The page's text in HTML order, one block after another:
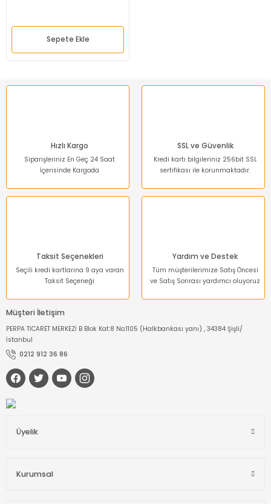
Sepete Ekle
Hızlı Kargo
Siparişleriniz En Geç 24 Saat
İçerisinde Kargoda
SSL ve Güvenlik
Kredi kartı bilgileriniz 256bit SSL
sertifikası ile korunmaktadır.
Taksit Seçenekleri
Seçili kredi kartlarına 9 aya varan
Taksit Seçeneği
Yardım ve Destek
Tüm müşterilerimize Satış Öncesi
ve Satış Sonrası yardımcı oluyoruz
Müşteri İletişim
PERPA TİCARET MERKEZİ B Blok Kat:8 No:1105 (Halkbankası yanı) , 34384 Şişli/
İstanbul
0212 912 36 86
Üyelik
Kurumsal